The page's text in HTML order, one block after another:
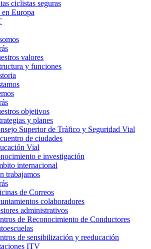
ciclistas seguras
Europa
valores
y funciones
objetivos
y planes
Superior de Tráfico y Seguridad Vial
de ciudades
Vial
e investigación
internacional
trabajamos
de Correos
colaboradores
administrativos
de Reconocimiento de Conductores
de sensibilización y reeducación
ITV